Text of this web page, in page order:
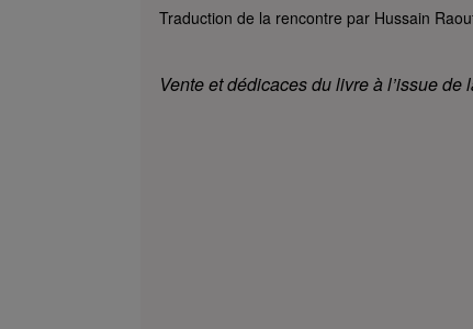
Traduction de la rencontre par Hussain
Vente et dédicaces du livre à l’issue de